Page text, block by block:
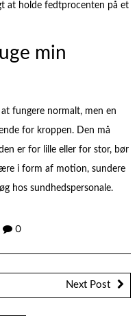
at holde fedtprocenten på et
min
fungere normalt, men en
for kroppen. Den må
er for lille eller for stor, bør
i form af motion, sundere
hos sundhedspersonale.
0
Next Post